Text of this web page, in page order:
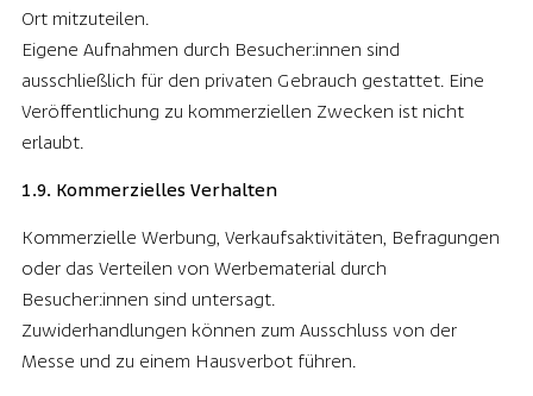
Ort mitzuteilen.
Eigene Aufnahmen durch Besucher:innen sind
ausschließlich für den privaten Gebrauch gestattet. Eine
Veröffentlichung zu kommerziellen Zwecken ist nicht
erlaubt.
1.9. Kommerzielles Verhalten
Kommerzielle Werbung, Verkaufsaktivitäten, Befragungen
oder das Verteilen von Werbematerial durch
Besucher:innen sind untersagt.
Zuwiderhandlungen können zum Ausschluss von der
Messe und zu einem Hausverbot führen.